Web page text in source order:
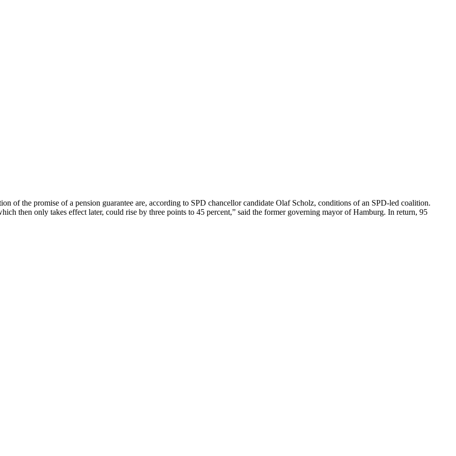
of the promise of a pension guarantee are, according to SPD chancellor candidate Olaf Scholz, conditions of an SPD-led coalition.
then only takes effect later, could rise by three points to 45 percent,” said the former governing mayor of Hamburg. In return, 95